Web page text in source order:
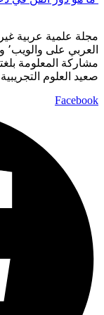
مجلة علمية عربية
صعيد العلوم
Facebook